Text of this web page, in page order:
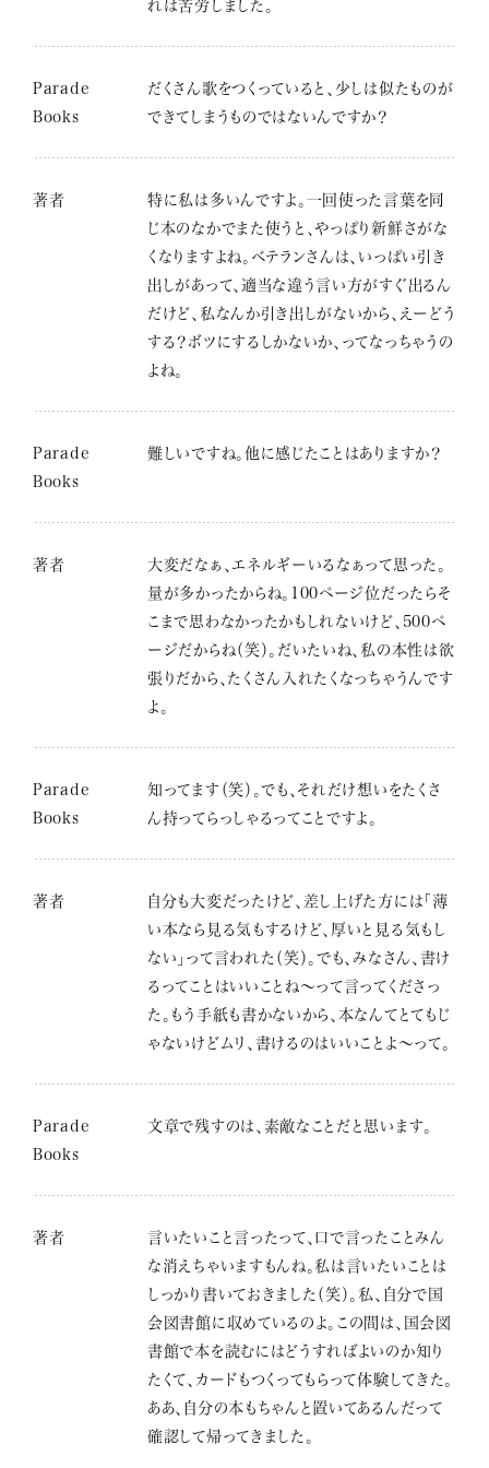
れは苦労しました。
Parade
Books
だくさん歌をつくっていると、少しは似たものが
できてしまうものではないんですか？
著者
特に私は多いんですよ。一回使った言葉を同
じ本のなかでまた使うと、やっぱり新鮮さがな
くなりますよね。ベテランさんは、いっぱい引き
出しがあって、適当な違う言い方がすぐ出るん
だけど、私なんか引き出しがないから、えーどう
する？ボツにするしかないか、ってなっちゃうの
よね。
Parade
Books
難しいですね。他に感じたことはありますか？
著者
大変だなぁ、エネルギーいるなぁって思った。
量が多かったからね。100ページ位だったらそ
こまで思わなかったかもしれないけど、500ペ
ージだからね（笑）。だいたいね、私の本性は欲
張りだから、たくさん入れたくなっちゃうんです
よ。
Parade
Books
知ってます（笑）。でも、それだけ想いをたくさ
ん持ってらっしゃるってことですよ。
著者
自分も大変だったけど、差し上げた方には「薄
い本なら見る気もするけど、厚いと見る気もし
ない」って言われた（笑）。でも、みなさん、書け
るってことはいいことね～って言ってくださっ
た。もう手紙も書かないから、本なんてとてもじ
ゃないけどムリ、書けるのはいいことよ～って。
Parade
Books
文章で残すのは、素敵なことだと思います。
著者
言いたいこと言ったって、口で言ったことみん
な消えちゃいますもんね。私は言いたいことは
しっかり書いておきました（笑）。私、自分で国
会図書館に収めているのよ。この間は、国会図
書館で本を読むにはどうすればよいのか知り
たくて、カードもつくってもらって体験してきた。
ああ、自分の本もちゃんと置いてあるんだって
確認して帰ってきました。